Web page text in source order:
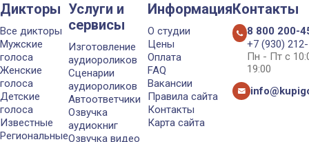
Дикторы
Все дикторы
Мужские
голоса
Женские
голоса
Детские
голоса
Известные
Региональные
Услуги и
сервисы
Изготовление
аудиороликов
Сценарии
аудиороликов
Автоответчики
Озвучка
аудиокниг
Озвучка видео
Информация
О студии
Цены
Оплата
FAQ
Вакансии
Правила сайта
Контакты
Карта сайта
Контакты
8 800 200-
+7 (930)
Пн - Пт с
19:00